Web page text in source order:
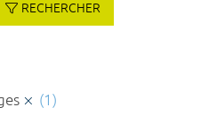
RECHERCHER
(1)